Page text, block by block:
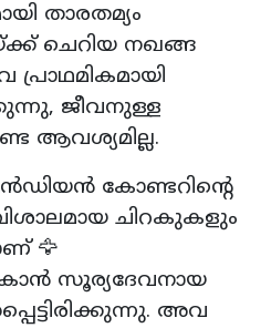
താരതമ്യം
ചെറിയ നഖങ്ങ
ജീവനുള്ള
ആവശ്യമില്ല.
കോണ്ടറിൻ്റെ
ചിറകുകളും
🦅
സൂര്യദേവനായ
അവ